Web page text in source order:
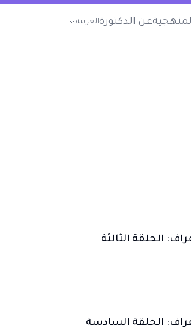
عن الدكتورةالعربية
الحلقة الثالثة
الحلقة السادسة